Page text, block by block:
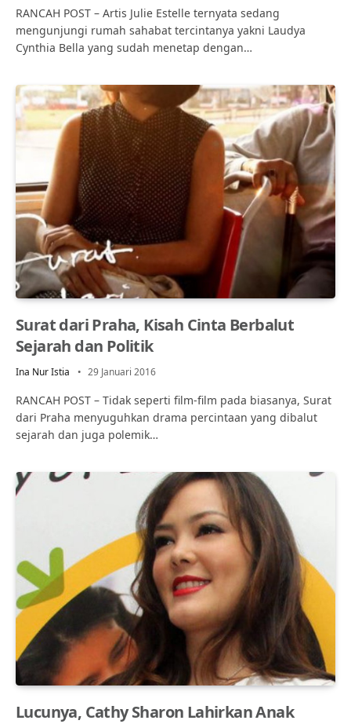
RANCAH POST – Artis Julie Estelle ternyata sedang
mengunjungi rumah sahabat tercintanya yakni Laudya
Cynthia Bella yang sudah menetap dengan…
Surat dari Praha, Kisah Cinta Berbalut
Sejarah dan Politik
Ina Nur Istia 29 Januari 2016
RANCAH POST – Tidak seperti film-film pada biasanya, Surat
dari Praha menyuguhkan drama percintaan yang dibalut
sejarah dan juga polemik…
Lucunya, Cathy Sharon Lahirkan Anak